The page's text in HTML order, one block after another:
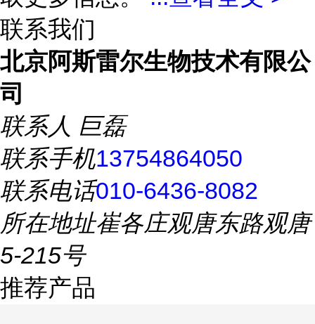
联系我们
北京阿斯雷尔生物技术有限公
司
联系人 巨磊
联系手机13754864050
联系电话010-6436-8082
所在地址崔各庄观唐东路观唐
5-215号
推荐产品